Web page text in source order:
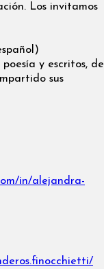
Los invitamos
y escritos, de
sus
in/alejandra-